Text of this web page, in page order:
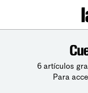
6 artículos
Para